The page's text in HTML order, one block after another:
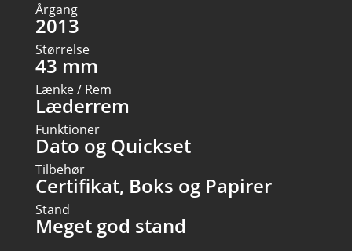
Årgang
2013
Størrelse
43 mm
Lænke / Rem
Læderrem
Funktioner
Dato og Quickset
Tilbehør
Certifikat, Boks og Papirer
Stand
Meget god stand